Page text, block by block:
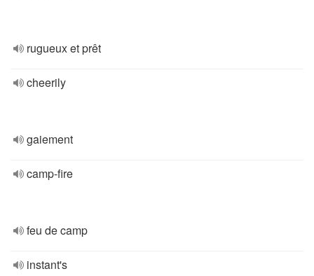
rugueux et prêt
cheerily
gaiement
camp-fire
feu de camp
instant's